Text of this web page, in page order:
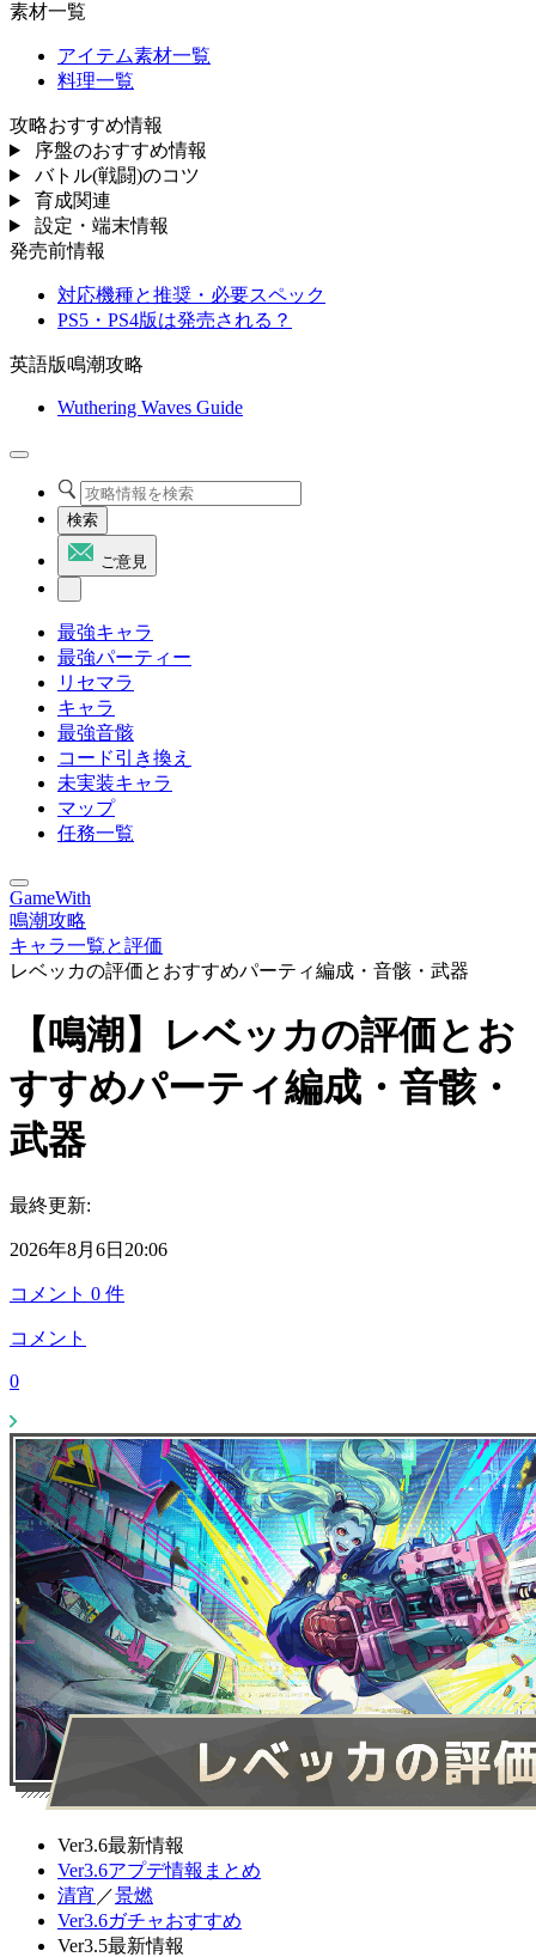
素材一覧
アイテム素材一覧
料理一覧
攻略おすすめ情報
序盤のおすすめ情報
バトル(戦闘)のコツ
育成関連
設定・端末情報
発売前情報
対応機種と推奨・必要スペック
PS5・PS4版は発売される？
英語版鳴潮攻略
Wuthering Waves Guide
検索
ご意見
最強キャラ
最強パーティー
リセマラ
キャラ
最強音骸
コード引き換え
未実装キャラ
マップ
任務一覧
GameWith
鳴潮攻略
キャラ一覧と評価
レベッカの評価とおすすめパーティ編成・音骸・武器
【鳴潮】レベッカの評価とお
すすめパーティ編成・音骸・
武器
最終更新:
2026年8月6日20:06
コメント 0 件
コメント
0
Ver3.6最新情報
Ver3.6アプデ情報まとめ
清宵 ／景燃
Ver3.6ガチャおすすめ
Ver3.5最新情報